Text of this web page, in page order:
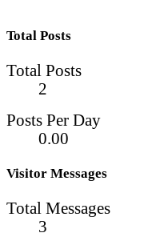
Total Posts
Total Posts
2
Posts Per Day
0.00
Visitor Messages
Total Messages
3